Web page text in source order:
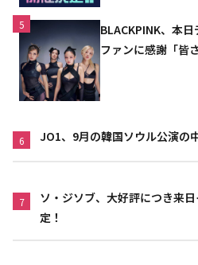
5
BLACKPINK、本
ファンに感謝「皆
6 JO1、9月の韓国ソウル公演の
7
ソ・ジソブ、大好評につき来
定！